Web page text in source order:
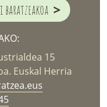
baratzeakoa >
15
Euskal Herria